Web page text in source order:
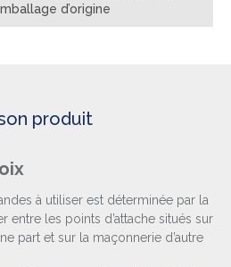
d’origine
produit
à utiliser est déterminée par la
entre les points d’attache situés sur
part et sur la maçonnerie d’autre